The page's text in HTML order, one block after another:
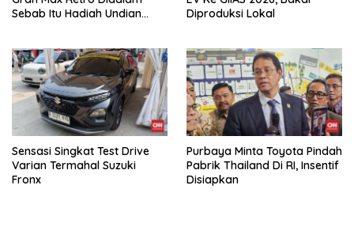
Sebab Itu Hadiah Undian
Diproduksi Lokal
Sensasi Singkat Test Drive
Varian Termahal Suzuki
Fronx
Purbaya Minta Toyota Pindah
Pabrik Thailand Di RI, Insentif
Disiapkan